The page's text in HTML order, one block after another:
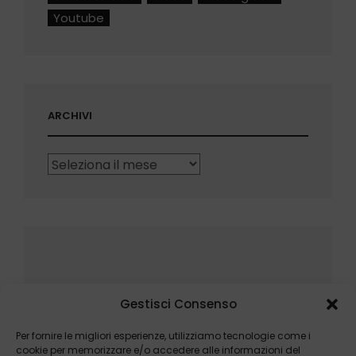
Gestisci Consenso
Per fornire le migliori esperienze, utilizziamo tecnologie come i
cookie per memorizzare e/o accedere alle informazioni del
Youtube
ARCHIVI
Archivi